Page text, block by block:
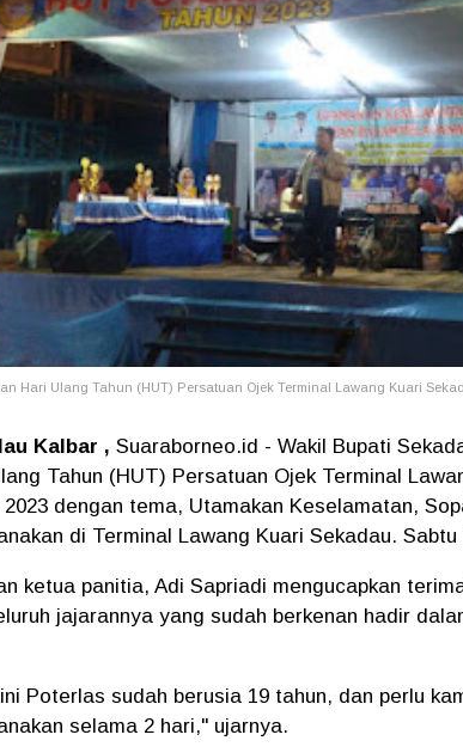
Hari Ulang Tahun (HUT) Persatuan Ojek Terminal Lawang Kuari
Kalbar , Suaraborneo.id - Wakil Bupati
Tahun (HUT) Persatuan Ojek Terminal
2023 dengan tema, Utamakan Keselamatan,
di Terminal Lawang Kuari Sekadau. Sabtu
ketua panitia, Adi Sapriadi mengucapkan
jajarannya yang sudah berkenan hadir
Poterlas sudah berusia 19 tahun, dan perlu
selama 2 hari," ujarnya.